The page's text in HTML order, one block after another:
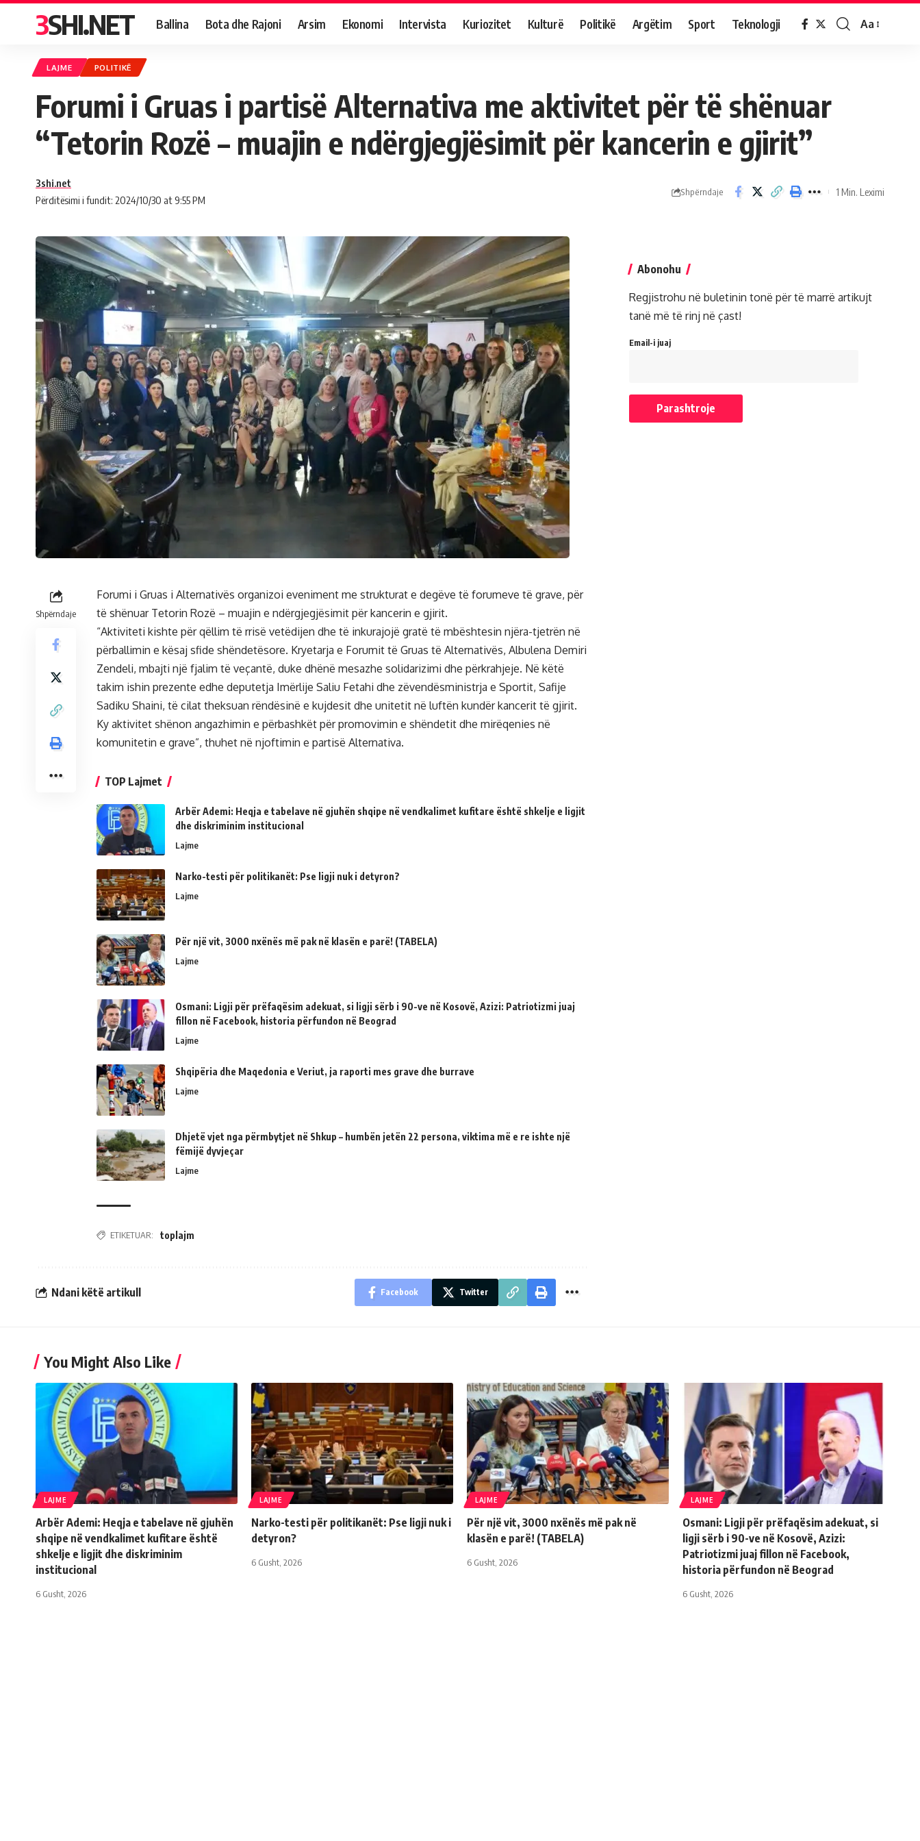
3SHI.NET Ballina Bota dhe Rajoni Arsim Ekonomi Intervista Kuriozitet Kulturë Politikë Argëtim Sport Teknologji Aa
LAJME POLITIKË
Forumi i Gruas i partisë Alternativa me aktivitet për të shënuar
“Tetorin Rozë – muajin e ndërgjegjësimit për kancerin e gjirit”
Përditësimi i fundit: 2024/10/30 at 9:55 PM
3shi.net
Shpërndaje 1 Min. Leximi
Shpërndaje
Forumi i Gruas i Alternativës organizoi eveniment me strukturat e degëve të forumeve të grave, për
të shënuar Tetorin Rozë – muajin e ndërgjegjësimit për kancerin e gjirit.
“Aktiviteti kishte për qëllim të rrisë vetëdijen dhe të inkurajojë gratë të mbështesin njëra-tjetrën në
përballimin e kësaj sfide shëndetësore. Kryetarja e Forumit të Gruas të Alternativës, Albulena Demiri
Zendeli, mbajti një fjalim të veçantë, duke dhënë mesazhe solidarizimi dhe përkrahjeje. Në këtë
takim ishin prezente edhe deputetja Imërlije Saliu Fetahi dhe zëvendësministrja e Sportit, Safije
Sadiku Shaini, të cilat theksuan rëndësinë e kujdesit dhe unitetit në luftën kundër kancerit të gjirit.
Ky aktivitet shënon angazhimin e përbashkët për promovimin e shëndetit dhe mirëqenies në
komunitetin e grave”, thuhet në njoftimin e partisë Alternativa.
TOP Lajmet
Arbër Ademi: Heqja e tabelave në gjuhën shqipe në vendkalimet kufitare është shkelje e ligjit
dhe diskriminim institucional
Lajme
Narko-testi për politikanët: Pse ligji nuk i detyron?
Lajme
Për një vit, 3000 nxënës më pak në klasën e parë! (TABELA)
Lajme
Osmani: Ligji për prëfaqësim adekuat, si ligji sërb i 90-ve në Kosovë, Azizi: Patriotizmi juaj
fillon në Facebook, historia përfundon në Beograd
Lajme
Shqipëria dhe Maqedonia e Veriut, ja raporti mes grave dhe burrave
Lajme
Dhjetë vjet nga përmbytjet në Shkup – humbën jetën 22 persona, viktima më e re ishte një
fëmijë dyvjeçar
Lajme
ETIKETUAR: toplajm
Ndani këtë artikull Facebook Twitter
Abonohu
Regjistrohu në buletinin tonë për të marrë artikujt
tanë më të rinj në çast!
Email-i juaj
You Might Also Like
LAJME
Arbër Ademi: Heqja e tabelave në gjuhën
shqipe në vendkalimet kufitare është
shkelje e ligjit dhe diskriminim
institucional
6 Gusht, 2026
LAJME
Narko-testi për politikanët: Pse ligji nuk i
detyron?
6 Gusht, 2026
LAJME
Për një vit, 3000 nxënës më pak në
klasën e parë! (TABELA)
6 Gusht, 2026
LAJME
Osmani: Ligji për prëfaqësim adekuat, si
ligji sërb i 90-ve në Kosovë, Azizi:
Patriotizmi juaj fillon në Facebook,
historia përfundon në Beograd
6 Gusht, 2026